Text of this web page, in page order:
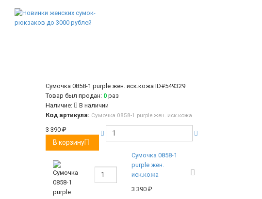
Сумочка 0858-1 purple жен. иск.кожаID#549329
Товар был продан: 0 раз
Наличие:
В наличии
Код артикула: Сумочка 0858-1 purple жен. иск.кожа
3 390₽
В корзину
Сумочка 0858-1
purple жен.
иск.кожа
3 390₽